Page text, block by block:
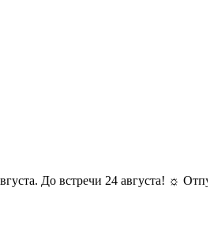
встречи 24 августа! ☼ Отпуск у